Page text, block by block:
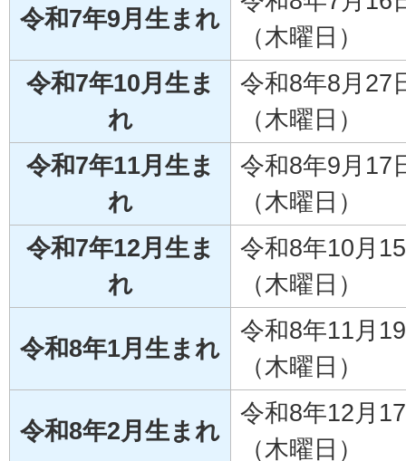
令和7年9月生まれ
（木曜日）
令和7年10月生ま
れ
令和8年8月27
（木曜日）
令和7年11月生ま
れ
令和8年9月17
（木曜日）
令和7年12月生ま
れ
令和8年10月
（木曜日）
令和8年1月生まれ
令和8年11月
（木曜日）
令和8年2月生まれ
令和8年12月
（木曜日）